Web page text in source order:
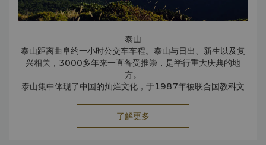
泰山
泰山距离曲阜约一小时公交车车程。泰山与日出、新生以及复
兴相关，3000多年来一直备受推崇，是举行重大庆典的地
方。
泰山集中体现了中国的灿烂文化，于1987年被联合国教科文
尼山
尼山位于曲阜县东南30公里处，两侧环绕着平静的沂河和茂密
了解更多